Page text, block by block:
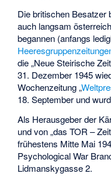
Die britischen Besatzer
auch langsam
begannen (anfangs
die „Neue Steirische
31. Dezember 1945
Wochenzeitung „
18. September und
Als Herausgeber der
und von „das TOR –
frühestens Mitte Mai
Psychological War
Lidmanskygasse 2.